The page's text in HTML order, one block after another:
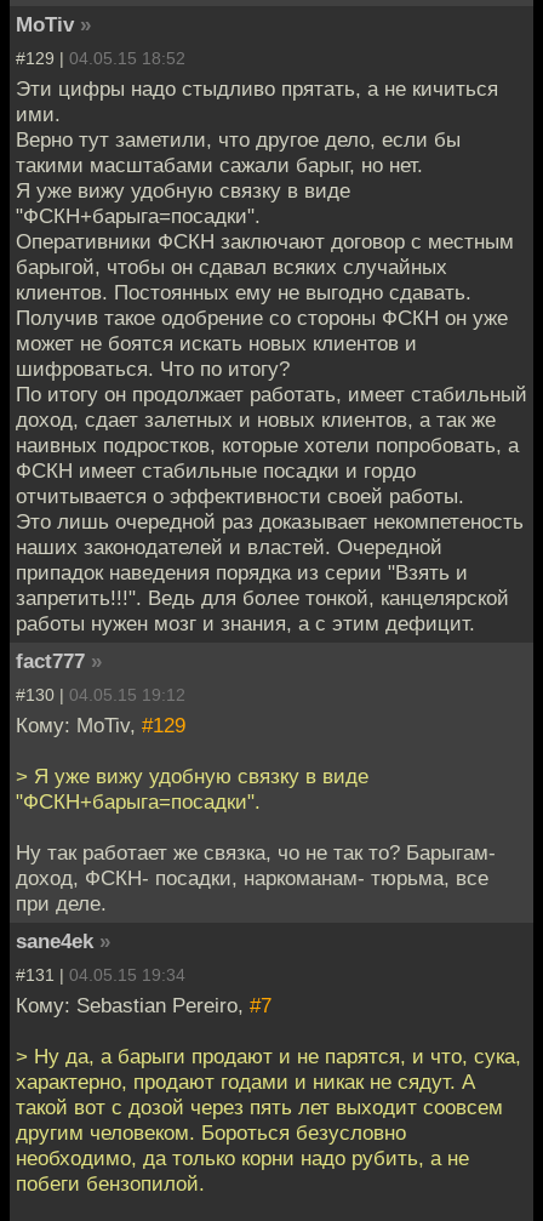
MoTiv »
#129 | 04.05.15 18:52
Эти цифры надо стыдливо прятать, а не кичиться
ими.
Верно тут заметили, что другое дело, если бы
такими масштабами сажали барыг, но нет.
Я уже вижу удобную связку в виде
"ФСКН+барыга=посадки".
Оперативники ФСКН заключают договор с местным
барыгой, чтобы он сдавал всяких случайных
клиентов. Постоянных ему не выгодно сдавать.
Получив такое одобрение со стороны ФСКН он уже
может не боятся искать новых клиентов и
шифроваться. Что по итогу?
По итогу он продолжает работать, имеет стабильный
доход, сдает залетных и новых клиентов, а так же
наивных подростков, которые хотели попробовать, а
ФСКН имеет стабильные посадки и гордо
отчитывается о эффективности своей работы.
Это лишь очередной раз доказывает некомпетеность
наших законодателей и властей. Очередной
припадок наведения порядка из серии "Взять и
запретить!!!". Ведь для более тонкой, канцелярской
работы нужен мозг и знания, а с этим дефицит.
fact777 »
#130 | 04.05.15 19:12
Кому: MoTiv, #129
> Я уже вижу удобную связку в виде
"ФСКН+барыга=посадки".
Ну так работает же связка, чо не так то? Барыгам-
доход, ФСКН- посадки, наркоманам- тюрьма, все
при деле.
sane4ek »
#131 | 04.05.15 19:34
Кому: Sebastian Pereiro, #7
> Ну да, а барыги продают и не парятся, и что, сука,
характерно, продают годами и никак не сядут. А
такой вот с дозой через пять лет выходит соовсем
другим человеком. Бороться безусловно
необходимо, да только корни надо рубить, а не
побеги бензопилой.